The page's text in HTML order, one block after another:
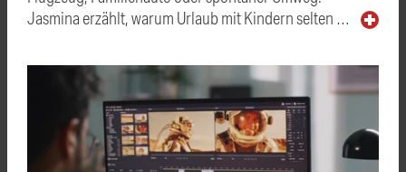
Jasmina erzählt, warum Urlaub mit Kindern selten …